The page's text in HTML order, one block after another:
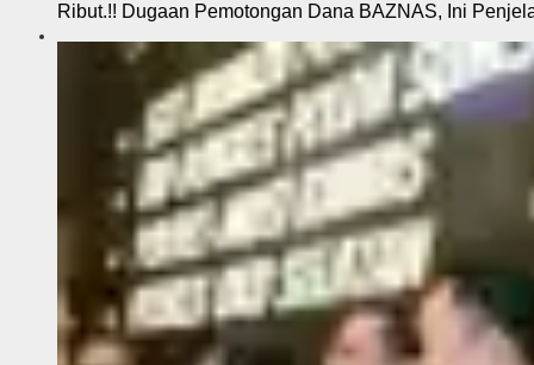
Ribut.!! Dugaan Pemotongan Dana BAZNAS, Ini